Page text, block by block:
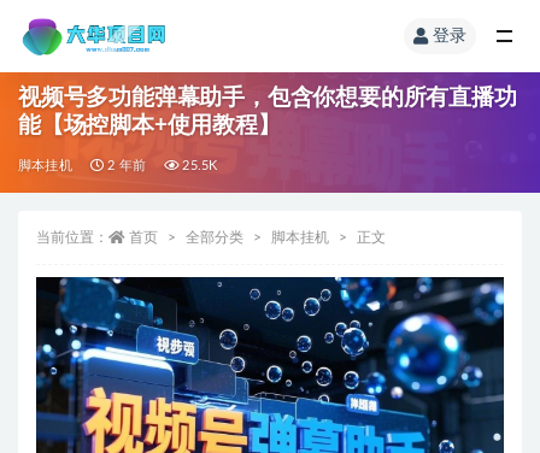
登录
视频号多功能弹幕助手，包含你想要的所有直播功
能【场控脚本+使用教程】
脚本挂机 2 年前 25.5K
当前位置： 首页 全部分类 脚本挂机 正文